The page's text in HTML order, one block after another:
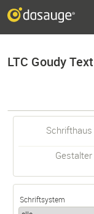
LTC Goudy Text
Schrifthaus
Gestalter
Schriftsystem